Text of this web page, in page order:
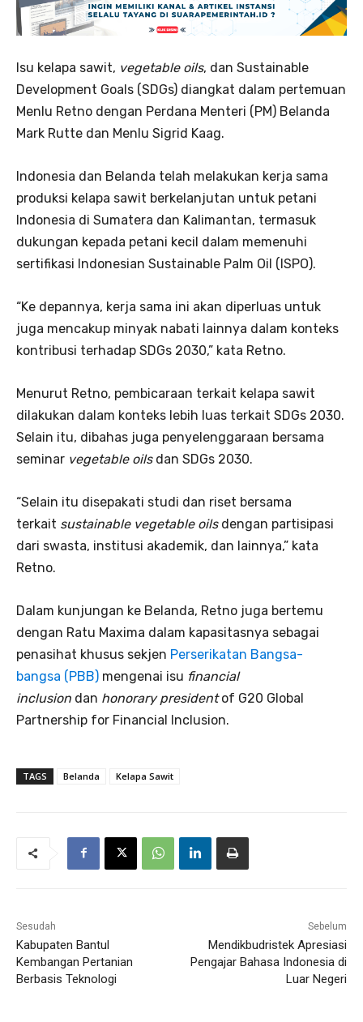
Isu kelapa sawit, vegetable oils, dan Sustainable
Development Goals (SDGs) diangkat dalam pertemuan
Menlu Retno dengan Perdana Menteri (PM) Belanda
Mark Rutte dan Menlu Sigrid Kaag.
Indonesia dan Belanda telah melakukan kerja sama
produksi kelapa sawit berkelanjutan untuk petani
Indonesia di Sumatera dan Kalimantan, termasuk
dukungan kepada petani kecil dalam memenuhi
sertifikasi Indonesian Sustainable Palm Oil (ISPO).
“Ke depannya, kerja sama ini akan diperluas untuk
juga mencakup minyak nabati lainnya dalam konteks
kontribusi terhadap SDGs 2030,” kata Retno.
Menurut Retno, pembicaraan terkait kelapa sawit
dilakukan dalam konteks lebih luas terkait SDGs 2030.
Selain itu, dibahas juga penyelenggaraan bersama
seminar vegetable oilsdan SDGs 2030.
“Selain itu disepakati studi dan riset bersama
terkait sustainable vegetable oilsdengan partisipasi
dari swasta, institusi akademik, dan lainnya,” kata
Retno.
Dalam kunjungan ke Belanda, Retno juga bertemu
dengan Ratu Maxima dalam kapasitasnya sebagai
penasihat khusus sekjen Perserikatan Bangsa-
bangsa (PBB) mengenai isu financial
inclusion dan honorary presidentof G20 Global
Partnership for Financial Inclusion.
TAGS Belanda Kelapa Sawit
Sesudah
Kabupaten Bantul
Kembangan Pertanian
Berbasis Teknologi
Sebelum
Mendikbudristek Apresiasi
Pengajar Bahasa Indonesia di
Luar Negeri